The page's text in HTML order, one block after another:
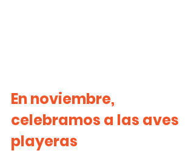
En noviembre,
celebramos a las aves
playeras